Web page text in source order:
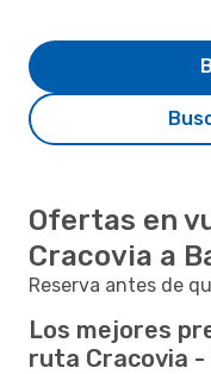
Ofertas en
Cracovia a
Reserva antes de
Los mejores
ruta Cracovia -